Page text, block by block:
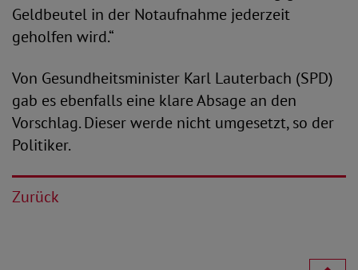
Geldbeutel in der Notaufnahme jederzeit
geholfen wird.“
Von Gesundheitsminister Karl Lauterbach (SPD)
gab es ebenfalls eine klare Absage an den
Vorschlag. Dieser werde nicht umgesetzt, so der
Politiker.
Zurück